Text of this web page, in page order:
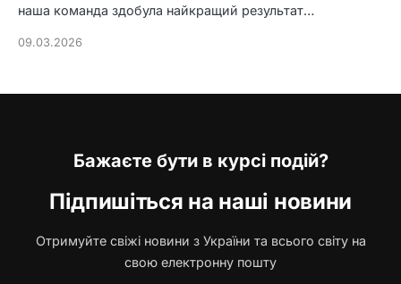
наша команда здобула найкращий результат…
09.03.2026
Бажаєте бути в курсі подій?
Підпишіться на наші новини
Отримуйте свіжі новини з України та всього світу на
свою електронну пошту